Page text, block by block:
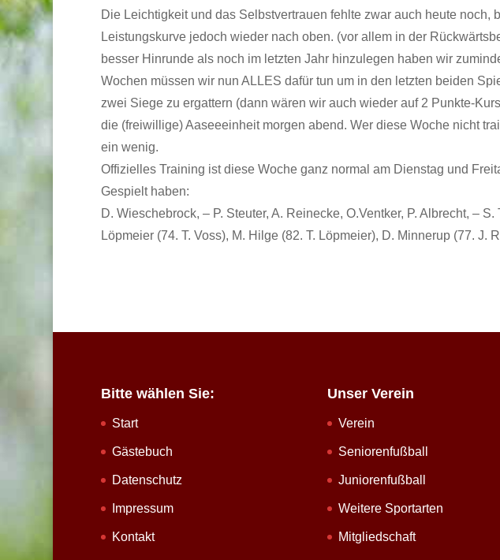
Die Leichtigkeit und das Selbstvertrauen fehlte zwar auch heute noch,
Leistungskurve jedoch wieder nach oben. (vor allem in der
besser Hinrunde als noch im letzten Jahr hinzulegen haben wir
Wochen müssen wir nun ALLES dafür tun um in den letzten beiden
zwei Siege zu ergattern (dann wären wir auch wieder auf 2 Punkte-
die (freiwillige) Aaseeeinheit morgen abend. Wer diese Woche nicht
ein wenig.
Offizielles Training ist diese Woche ganz normal am Dienstag und
Gespielt haben:
D. Wieschebrock, – P. Steuter, A. Reinecke, O.Ventker, P. Albrecht, –
Löpmeier (74. T. Voss), M. Hilge (82. T. Löpmeier), D. Minnerup (77. J.
Bitte wählen Sie:
Start
Gästebuch
Datenschutz
Impressum
Kontakt
Unser Verein
Verein
Seniorenfußball
Juniorenfußball
Weitere Sportarten
Mitgliedschaft